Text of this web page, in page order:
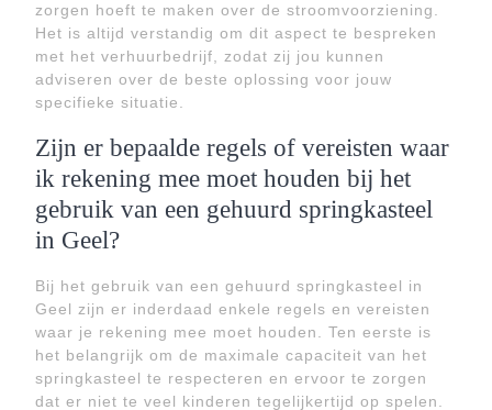
zorgen hoeft te maken over de stroomvoorziening.
Het is altijd verstandig om dit aspect te bespreken
met het verhuurbedrijf, zodat zij jou kunnen
adviseren over de beste oplossing voor jouw
specifieke situatie.
Zijn er bepaalde regels of vereisten waar
ik rekening mee moet houden bij het
gebruik van een gehuurd springkasteel
in Geel?
Bij het gebruik van een gehuurd springkasteel in
Geel zijn er inderdaad enkele regels en vereisten
waar je rekening mee moet houden. Ten eerste is
het belangrijk om de maximale capaciteit van het
springkasteel te respecteren en ervoor te zorgen
dat er niet te veel kinderen tegelijkertijd op spelen.